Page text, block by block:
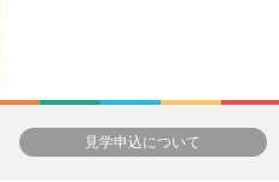
見学申込について